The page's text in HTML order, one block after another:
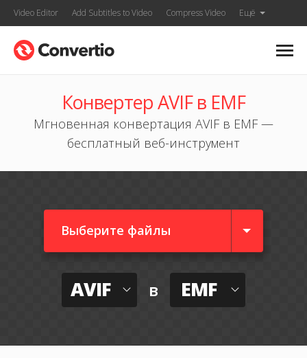
Video Editor Add Subtitles to Video Compress Video Ещё
Конвертер AVIF в EMF
Мгновенная конвертация AVIF в EMF —
бесплатный веб-инструмент
Выберите файлы
AVIF в EMF